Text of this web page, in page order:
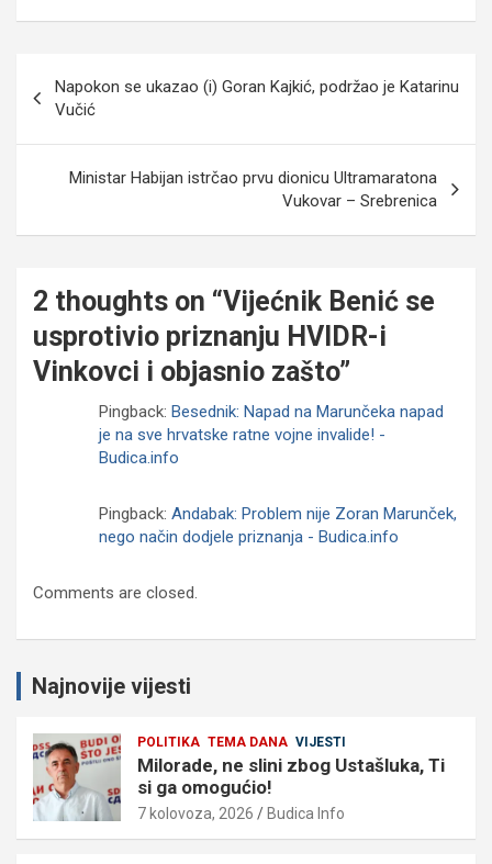
objava
Napokon se ukazao (i) Goran Kajkić, podržao je Katarinu
Vučić
Ministar Habijan istrčao prvu dionicu Ultramaratona
Vukovar – Srebrenica
2 thoughts on “Vijećnik Benić se
usprotivio priznanju HVIDR-i
Vinkovci i objasnio zašto”
Pingback: Besednik: Napad na Marunčeka napad
je na sve hrvatske ratne vojne invalide! -
Budica.info
Pingback: Andabak: Problem nije Zoran Marunček,
nego način dodjele priznanja - Budica.info
Comments are closed.
Najnovije vijesti
POLITIKA TEMA DANA VIJESTI
Milorade, ne slini zbog Ustašluka, Ti
si ga omogućio!
7 kolovoza, 2026 Budica Info